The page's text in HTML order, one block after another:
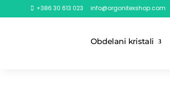
 +386 30 613 023 info@orgonitexshop.com
Obdelani kristali